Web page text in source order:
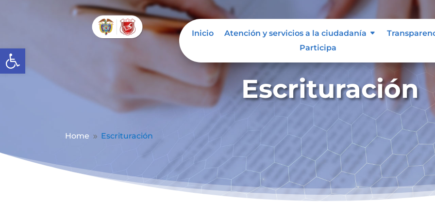
Abrir barra de herramientas
Inicio Atención y servicios a la ciudadanía
Participa
Escrituración
Home 9 Escrituración